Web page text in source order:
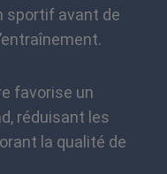
sportif avant de
favorise un
réduisant les
la qualité de